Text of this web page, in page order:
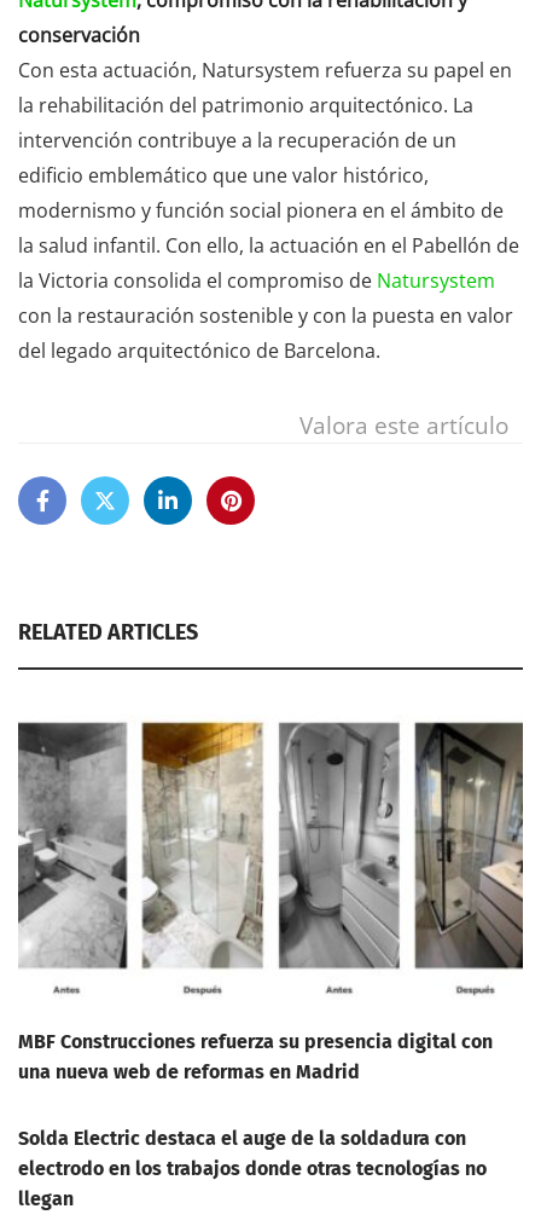
conservación
Con esta actuación, Natursystem refuerza su papel en
la rehabilitación del patrimonio arquitectónico. La
intervención contribuye a la recuperación de un
edificio emblemático que une valor histórico,
modernismo y función social pionera en el ámbito de
la salud infantil. Con ello, la actuación en el Pabellón de
la Victoria consolida el compromiso de Natursystem
con la restauración sostenible y con la puesta en valor
del legado arquitectónico de Barcelona.
Valora este artículo
RELATED ARTICLES
MBF Construcciones refuerza su presencia digital con
una nueva web de reformas en Madrid
Solda Electric destaca el auge de la soldadura con
electrodo en los trabajos donde otras tecnologías no
llegan